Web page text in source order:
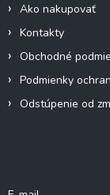
Ako nakupovať
Kontakty
Obchodné
Podmienky
Odstúpenie od